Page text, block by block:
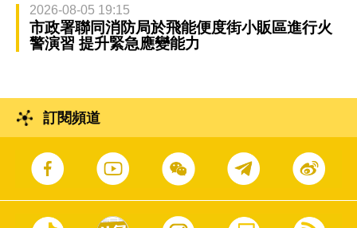
2026-08-05 19:15
市政署聯同消防局於飛能便度街小販區進行火
警演習 提升緊急應變能力
訂閱頻道